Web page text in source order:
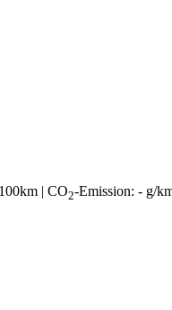
| CO2-Emission: - g/